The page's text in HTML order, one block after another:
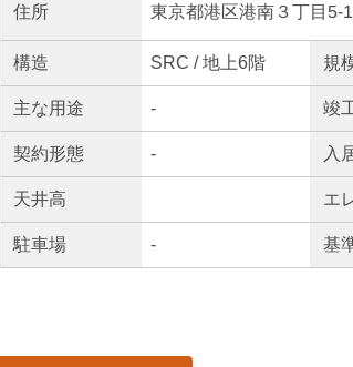
住所 東京都港区港南３丁目5-
構造 SRC / 地上6階 規
主な用途 - 竣
契約形態 - 入
天井高 エ
駐車場 - 基